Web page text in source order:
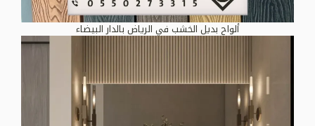
ألواح بديل الخشب في الرياض بالدار البيضاء